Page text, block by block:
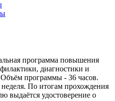
программа повышения
диагностики и
Объём программы - 36 часов.
По итогам прохождения
выдаётся удостоверение о